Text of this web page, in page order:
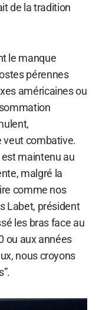
de la tradition
le manque
pérennes
américaines ou
veut combative.
maintenu au
malgré la
comme nos
Labet, président
les bras face au
ou aux années
nous croyons